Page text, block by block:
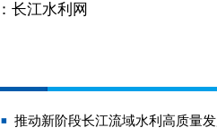
江水利网
推动新阶段长江流域水利高质量